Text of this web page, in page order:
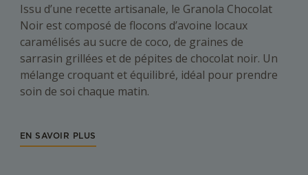
Issu d’une recette artisanale, le Granola Chocolat
Noir est composé de flocons d’avoine locaux
caramélisés au sucre de coco, de graines de
sarrasin grillées et de pépites de chocolat noir. Un
mélange croquant et équilibré, idéal pour prendre
soin de soi chaque matin.
EN SAVOIR PLUS